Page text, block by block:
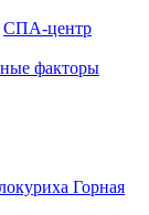
СПА-центр
факторы
Горная